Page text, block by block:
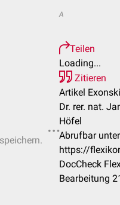
A
Teilen
Loading...
Zitieren
Artikel
Dr. rer. nat.
Höfel
Abrufbar
https://
DocCheck
Bearbeitung